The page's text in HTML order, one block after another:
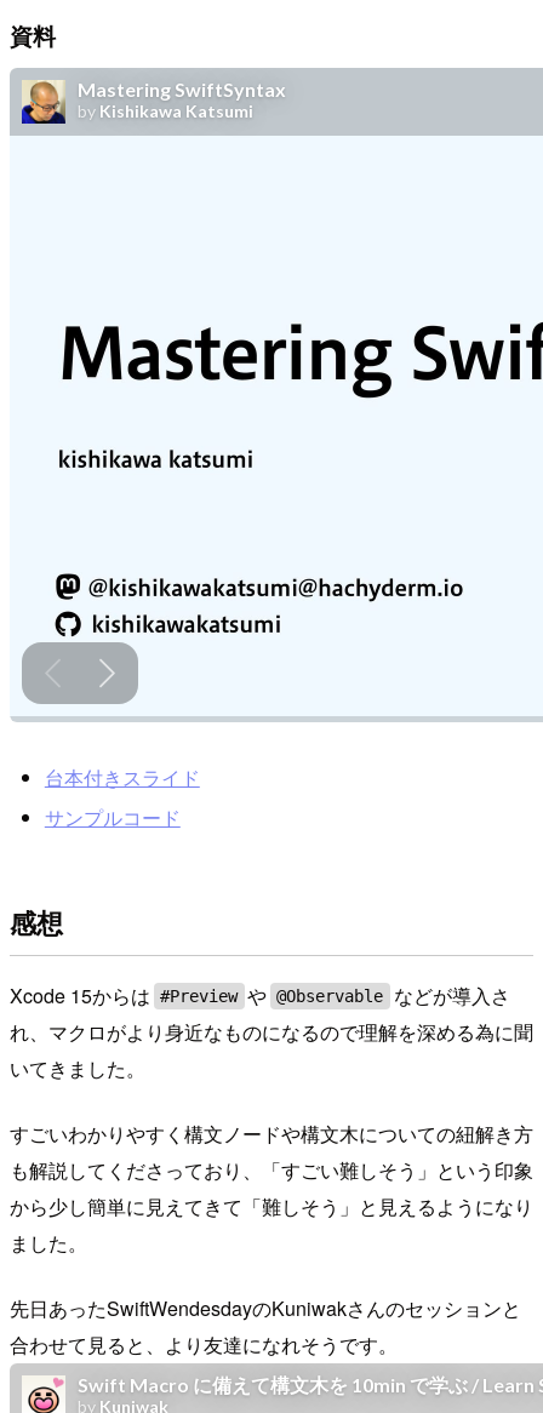
資料
台本付きスライド
サンプルコード
感想
Xcode 15からは #Preview や @Observable
などが導入さ
れ、マクロがより身近なものになるので理解を深める為に聞
いてきました。
すごいわかりやすく構文ノードや構文木についての紐解き方
も解説してくださっており、「すごい難しそう」という印象
から少し簡単に見えてきて「難しそう」と見えるようになり
ました。
先日あったSwiftWendesdayのKuniwakさんのセッションと
合わせて見ると、より友達になれそうです。